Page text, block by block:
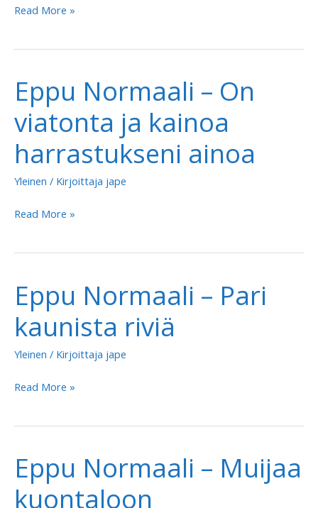
Eppu
–
tähtiin
Read More »
Eppu Normaali – On
viatonta ja kainoa
harrastukseni ainoa
Yleinen / Kirjoittaja jape
Eppu
–
viatonta
ja
kainoa
harrastukseni
Read More »
Eppu Normaali – Pari
kaunista riviä
Yleinen / Kirjoittaja jape
Eppu
–
kaunista
riviä
Read More »
Eppu Normaali – Muijaa
kuontaloon